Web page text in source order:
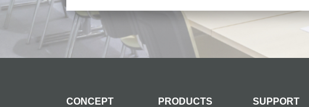
CONCEPT PRODUCTS SUPPORT